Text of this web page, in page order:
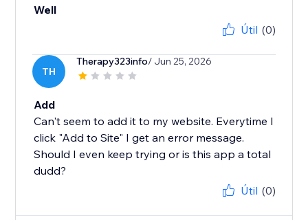
Well
Útil (0)
TH
Therapy323info/ Jun 25, 2026
Add
Can't seem to add it to my website. Everytime I
click "Add to Site" I get an error message.
Should I even keep trying or is this app a total
dudd?
Útil (0)